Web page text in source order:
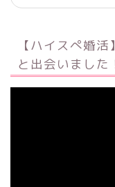
【ハイスぺ婚
と出会いました